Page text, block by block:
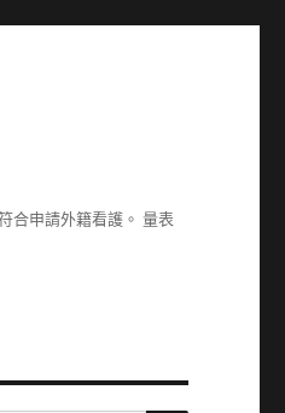
合申請外籍看護。 量表